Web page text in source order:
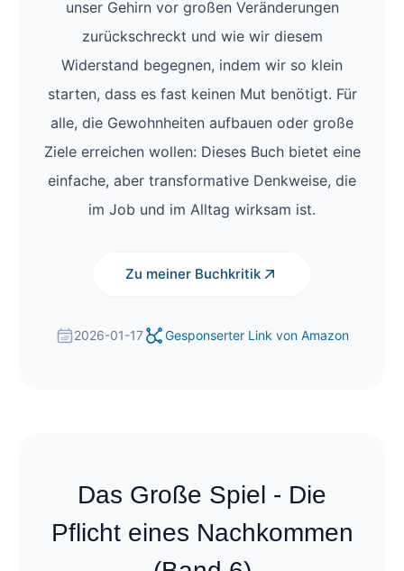
unser Gehirn vor großen Veränderungen
zurückschreckt und wie wir diesem
Widerstand begegnen, indem wir so klein
starten, dass es fast keinen Mut benötigt. Für
alle, die Gewohnheiten aufbauen oder große
Ziele erreichen wollen: Dieses Buch bietet eine
einfache, aber transformative Denkweise, die
im Job und im Alltag wirksam ist.
Zu meiner Buchkritik
2026-01-17 Gesponserter Link von Amazon
Das Große Spiel - Die
Pflicht eines Nachkommen